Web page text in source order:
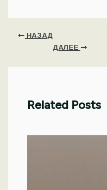
НАЗАД
ДАЛЕЕ
Related Posts